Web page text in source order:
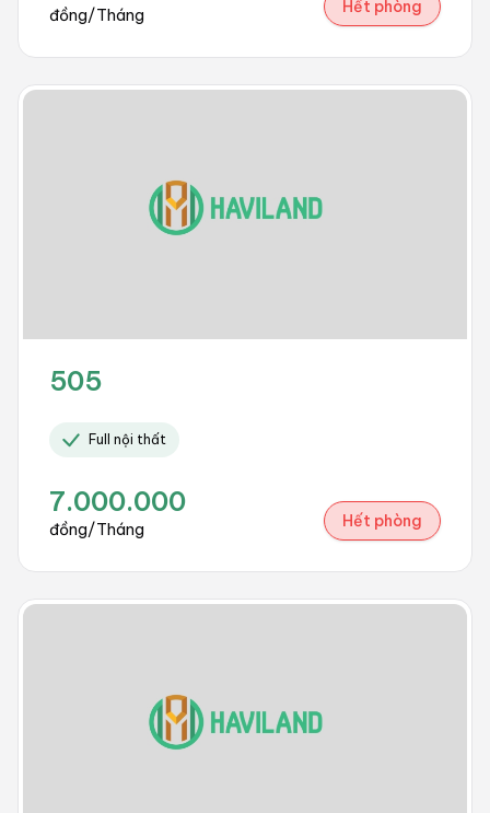
đồng/Tháng Hết phòng
505
Full nội thất
7.000.000
đồng/Tháng Hết phòng